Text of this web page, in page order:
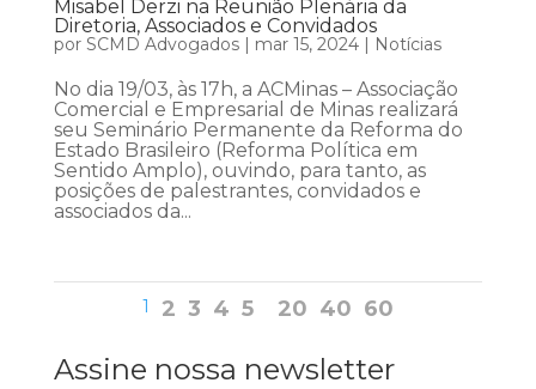
Misabel Derzi na Reunião Plenária da
Diretoria, Associados e Convidados
por SCMD Advogados| mar 15, 2024| Notícias
No dia 19/03, às 17h, a ACMinas – Associação
Comercial e Empresarial de Minas realizará
seu Seminário Permanente da Reforma do
Estado Brasileiro (Reforma Política em
Sentido Amplo), ouvindo, para tanto, as
posições de palestrantes, convidados e
associados da...
1 2 3 4 5 20 40 60
Assine nossa newsletter